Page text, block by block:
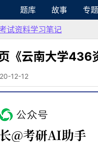
题库 故事 专题
试资料学习笔记
《云南大学436
12-12